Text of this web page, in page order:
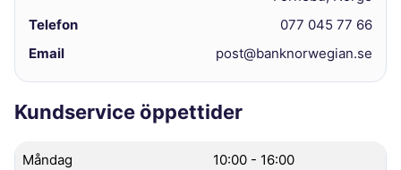
Telefon
077 045 77 66
Email
post@banknorwegian.se
Kundservice öppettider
Måndag 10:00 - 16:00